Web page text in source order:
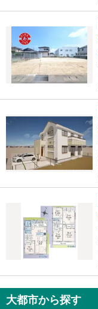
大都市から探す